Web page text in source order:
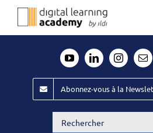
Passer
Évènements ILDI
Offres d’emploi
Abonnez-vous à la
Rechercher: